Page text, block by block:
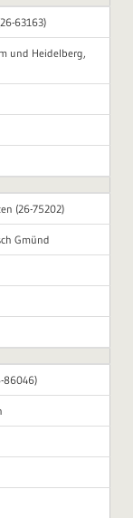
63163)
und Heidelberg,
(26-75202)
Gmünd
86046)